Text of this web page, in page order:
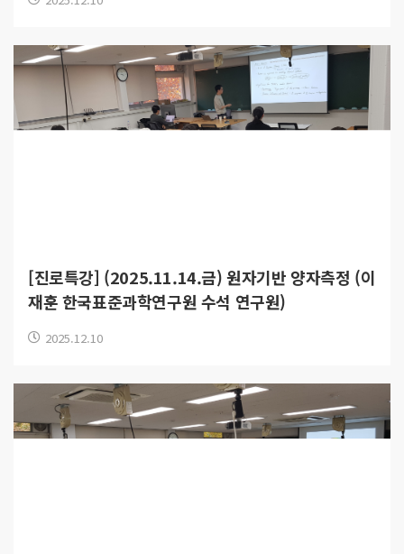
[진로특강] (2025.11.14.금) 원자기반 양자측정 (이
재훈 한국표준과학연구원 수석 연구원)
2025.12.10